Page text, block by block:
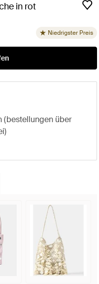
in rot
Niedrigster Preis